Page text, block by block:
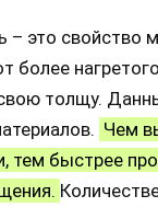
– это свойство
более
толщу.
Чем
тем быстрее